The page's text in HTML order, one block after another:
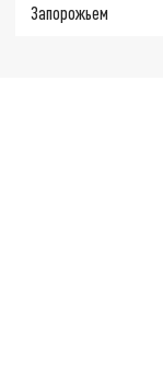
Запорожьем